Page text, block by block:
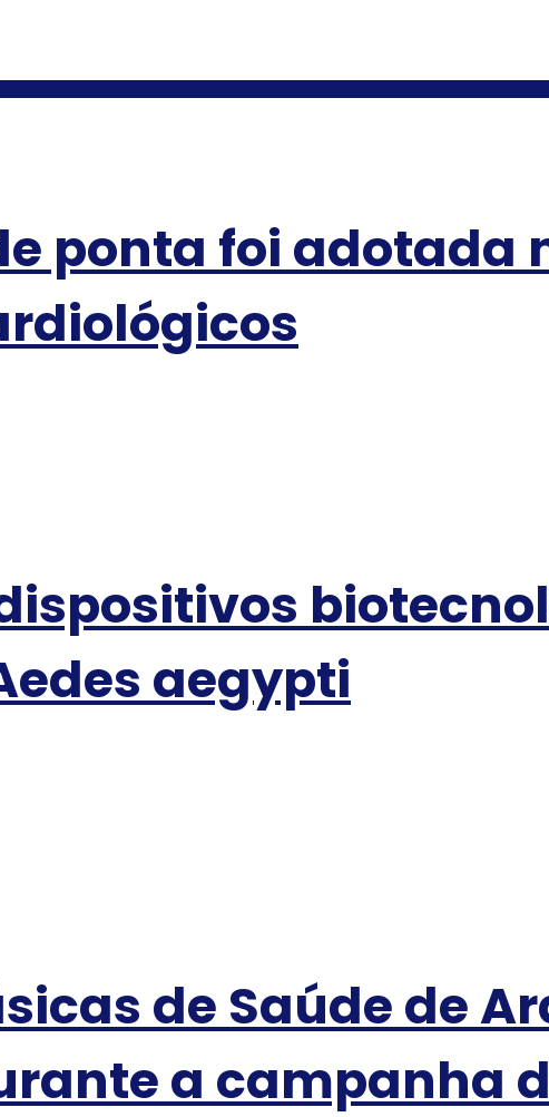
ponta foi adotada
aegypti
de Saúde de
a campanha